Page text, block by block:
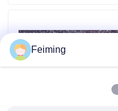
인용문을 요구하세요
폴리이미드 모노머
Feiming